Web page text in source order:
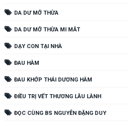
DA DƯ MỠ THỪA
DA DƯ MỠ THỪA MI MẮT
DẠY CON TẠI NHÀ
ĐAU HÀM
ĐAU KHỚP THÁI DƯƠNG HÀM
ĐIỀU TRỊ VẾT THƯƠNG LÂU LÀNH
ĐỌC CÙNG BS NGUYỄN ĐẶNG DUY